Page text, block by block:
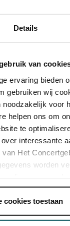
Details
van
ervaring bieden
gebruiken wij
voor
helpen ons om
te
interessante
Het
worden
welke cookies wij
hier. Lees
cookies toestaan
zijn 4 uur
Meer
transactiekosten: € 5
of bel de